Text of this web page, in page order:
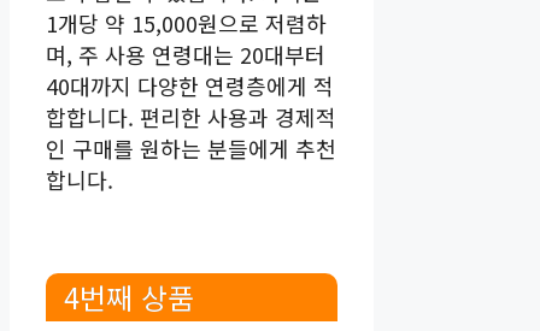
1개당 약 15,000원으로 저렴하
며, 주 사용 연령대는 20대부터
40대까지 다양한 연령층에게 적
합합니다. 편리한 사용과 경제적
인 구매를 원하는 분들에게 추천
합니다.
4번째 상품